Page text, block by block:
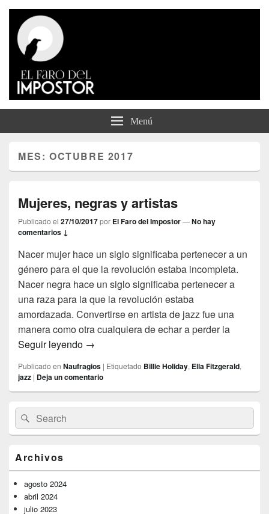
El Faro del Impostor
Menú
MES: OCTUBRE 2017
Mujeres, negras y artistas
Publicado el 27/10/2017por El Faro del Impostor—No hay
comentarios ↓
Nacer mujer hace un siglo significaba pertenecer a un
género para el que la revolución estaba incompleta.
Nacer negra hace un siglo significaba pertenecer a
una raza para la que la revolución estaba
amordazada. Convertirse en artista de jazz fue una
manera como otra cualquiera de echar a perder la
Seguir leyendo Mujeres, negras y artistas
→
Publicado en Naufragios | Etiquetado Billie Holiday, Ella Fitzgerald,
jazz | Deja un comentario
área
de
widget
lateral
primaria
Buscar
por:
Buscar
Archivos
agosto 2024
abril 2024
julio 2023